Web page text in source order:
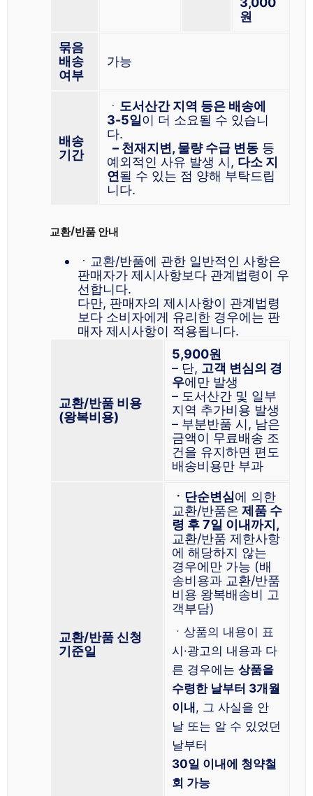
원
묶음
배송
여부
가능
배송
기간
ㆍ 도서산간 지역 등은 배송에
3-5일 이 더 소요될 수 있습니
다.
– 천재지변, 물량 수급 변동 등
예외적인 사유 발생 시, 다소 지
연 될 수 있는 점 양해 부탁드립
니다.
교환/반품 안내
ㆍ교환/반품에 관한 일반적인 사항은
판매자가 제시사항보다 관계법령이 우
선합니다.
다만, 판매자의 제시사항이 관계법령
보다 소비자에게 유리한 경우에는 판
매자 제시사항이 적용됩니다.
교환/반품 비용
(왕복비용)
5,900원
– 단, 고객 변심의 경
우에만 발생
– 도서산간 및 일부
지역 추가비용 발생
– 부분반품 시, 남은
금액이 무료배송 조
건을 유지하면 편도
배송비용만 부과
교환/반품 신청
기준일
ㆍ단순변심에 의한
교환/반품은 제품 수
령 후 7일 이내까지,
교환/반품 제한사항
에 해당하지 않는
경우에만 가능 (배
송비용과 교환/반품
비용 왕복배송비 고
객부담)
ㆍ상품의 내용이 표
시·광고의 내용과 다
른 경우에는 상품을
수령한 날부터 3개월
이내, 그 사실을 안
날 또는 알 수 있었던
날부터
30일 이내에 청약철
회 가능